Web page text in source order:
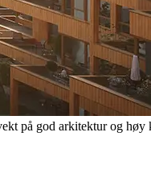
på god arkitektur og høy